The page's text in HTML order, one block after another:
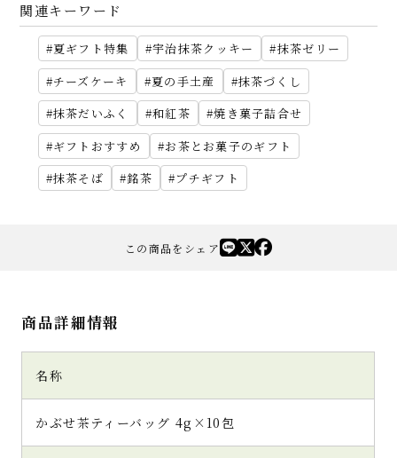
関連キーワード
夏ギフト特集 宇治抹茶クッキー
抹茶ゼリー
チーズケーキ
夏の手土産
抹茶づくし
抹茶だいふく
和紅茶
焼き菓子詰合せ
ギフトおすすめ
お茶とお菓子のギフト
抹茶そば
銘茶 プチギフト
この商品をシェア
商品詳細情報
名称
かぶせ茶ティーバッグ 4g×10包